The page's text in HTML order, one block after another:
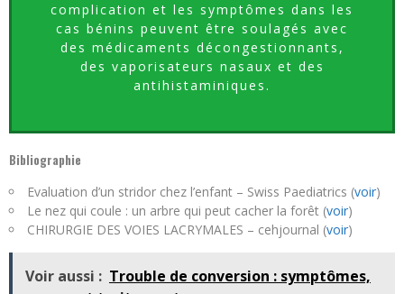
complication et les symptômes dans les
cas bénins peuvent être soulagés avec
des médicaments décongestionnants,
des vaporisateurs nasaux et des
antihistaminiques.
Bibliographie
Evaluation d’un stridor chez l’enfant – Swiss Paediatrics (voir)
Le nez qui coule : un arbre qui peut cacher la forêt (voir)
CHIRURGIE DES VOIES LACRYMALES – cehjournal (voir)
Voir aussi : Trouble de conversion : symptômes,